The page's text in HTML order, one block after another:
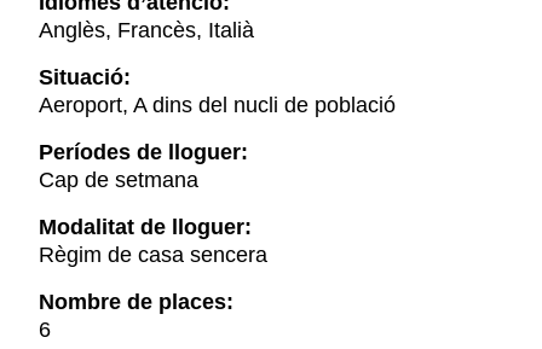
Anglès, Francès, Italià
Situació:
Aeroport, A dins del nucli de població
Períodes de lloguer:
Cap de setmana
Modalitat de lloguer:
Règim de casa sencera
Nombre de places:
6